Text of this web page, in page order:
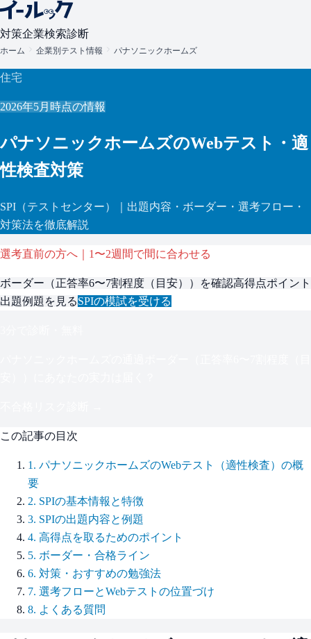
対策企業検索診断
ホーム 企業別テスト情報 パナソニックホームズ
住宅
2026年5月 時点の情報
パナソニックホームズのWebテスト・適
性検査対策
SPI （テストセンター）
｜出題内容・ボーダー・選考フロー・
対策法を徹底解説
選考直前の方へ｜1〜2週間で間に合わせる
ボーダー（正答率6〜7割程度（目安） ）を確認高得点ポイント
出題例題を見るSPIの模試を受ける
この記事の目次
1 . パナソニックホームズのWebテスト（適性検査）の概
要
2. SPIの基本情報と特徴
3. SPIの出題内容と例題
4. 高得点を取るためのポイント
5. ボーダー・合格ライン
6. 対策・おすすめの勉強法
7. 選考フローとWebテストの位置づけ
8. よくある質問